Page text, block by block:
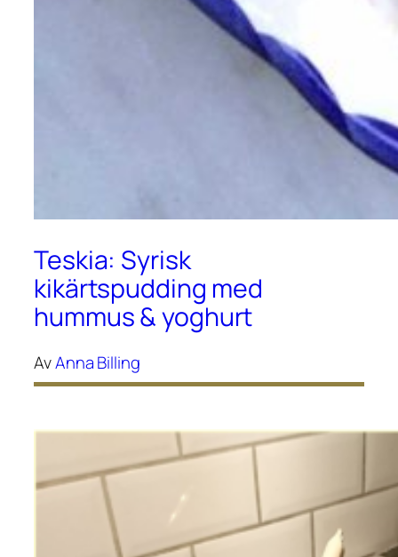
Teskia: Syrisk
kikärtspudding med
hummus & yoghurt
AvAnna Billing